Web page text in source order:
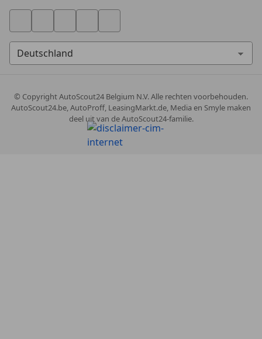
© CopyrightAutoScout24 Belgium N.V. Alle rechten voorbehouden.
AutoScout24.be, AutoProff, LeasingMarkt.de, Media en Smyle maken
deel uit van de AutoScout24-familie.